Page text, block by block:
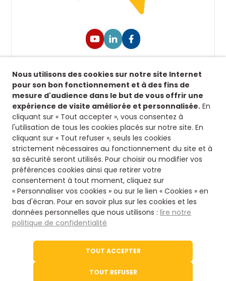
Retrouvez-nous sur nos réseaux sociaux afin de
suivre toutes nos actualités.
Siège
8 rue fontaines des jardins
16500 Confolens
Nous contacter
05 45 84 14 08
Via notre formulaire
Le site de l'office du Tourisme
Nous utilisons des cookies sur notre site Internet
pour son bon fonctionnement et à des fins de
mesure d'audience dans le but de vous offrir une
expérience de visite améliorée et personnalisée. En
cliquant sur « Tout accepter », vous consentez à
l'utilisation de tous les cookies placés sur notre site. En
cliquant sur « Tout refuser », seuls les cookies
strictement nécessaires au fonctionnement du site et à
sa sécurité seront utilisés. Pour choisir ou modifier vos
préférences cookies ainsi que retirer votre
consentement à tout moment, cliquez sur
« Personnaliser vos cookies » ou sur le lien « Cookies » en
bas d'écran. Pour en savoir plus sur les cookies et les
données personnelles que nous utilisons : lire notre
politique de confidentialité
TOUT ACCEPTER
TOUT REFUSER